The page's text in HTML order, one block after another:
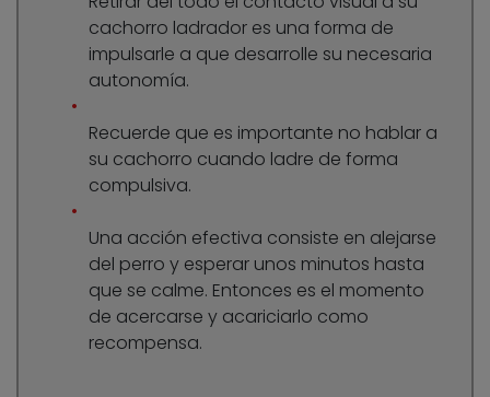
cachorro ladrador es una forma de
impulsarle a que desarrolle su necesaria
autonomía.
Recuerde que es importante no hablar a
su cachorro cuando ladre de forma
compulsiva.
Una acción efectiva consiste en alejarse
del perro y esperar unos minutos hasta
que se calme. Entonces es el momento
de acercarse y acariciarlo como
recompensa.